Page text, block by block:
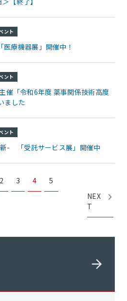
ント
療機器展」開催中！
ント
催「令和6年度 薬事関係技術高度
ました
ント
新- 「受託サービス展」開催中
2 3 4
5
NEX
T